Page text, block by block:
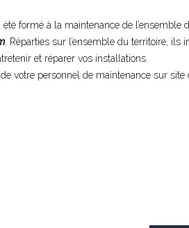
formé à la maintenance de l’ensemble
. Réparties sur l’ensemble du territoire, ils
et réparer vos installations.
votre personnel de maintenance sur site